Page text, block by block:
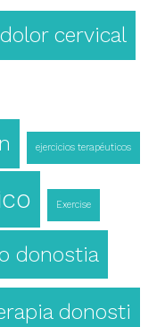
dolor cervical
ejercicios terapéuticos
Exercise
donostia
donosti